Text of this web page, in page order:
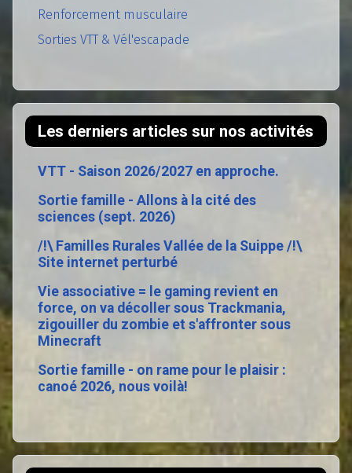
Renforcement musculaire
Sorties VTT & Vél'escapade
Les derniers articles sur nos activités
VTT - Saison 2026/2027 en approche.
Sortie famille - Allons à la cité des
sciences (sept. 2026)
/!\ Familles Rurales Vallée de la Suippe /!\
Site internet perturbé
Vie associative = le gaming revient en
force, on va décoller sous Trackmania,
zigouiller du zombie et s'affronter sous
Minecraft
Sortie famille - on rame pour le plaisir :
canoé 2026, nous voilà!